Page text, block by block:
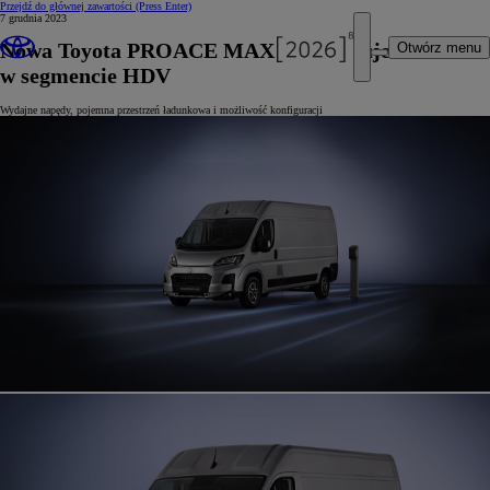
Przejdź do głównej zawartości (Press Enter)
Otwórz menu
7 grudnia 2023
Nowa Toyota PROACE MAX zadebiutuje
w segmencie HDV
Wydajne napędy, pojemna przestrzeń ładunkowa i możliwość konfiguracji